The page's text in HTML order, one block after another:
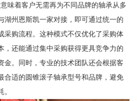
味着客户无需再为不同品牌的轴承从多
湖州恩斯凯一家对接，即可通过统一的
采购流程。这种模式不仅优化了采购体
，还能通过集中采购获得更具竞争力的
金。同时，专业的技术团队还会根据客
合适的圆锥滚子轴承型号和品牌，避免